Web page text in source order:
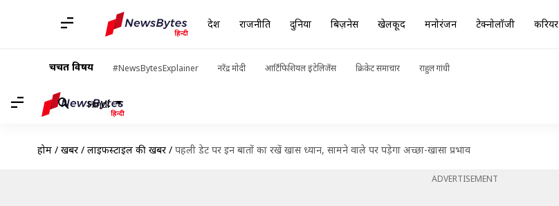
देश राजनीति दुनिया बिज़नेस खेलकूद मनोरंजन टेक्नोलॉजी करियर
चर्चित विषय #NewsBytesExplainer नरेंद्र मोदी आर्टिफिशियल इंटेलिजेंस क्रिकेट समाचार राहुल गांधी
Hindi
होम / खबरें / लाइफस्टाइल की खबरें / पहली डेट पर इन बातों का रखें खास ध्यान, सामने वाले पर पड़ेगा अच्छा-खासा प्रभाव
ADVERTISEMENT